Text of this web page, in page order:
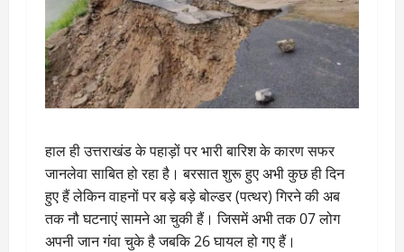
हाल ही उत्तराखंड के पहाड़ों पर भारी बारिश के कारण सफर
जानलेवा साबित हो रहा है। बरसात शुरू हुए अभी कुछ ही दिन
हुए हैं लेकिन वाहनों पर बड़े बड़े बोल्डर (पत्थर) गिरने की अब
तक नौ घटनाएं सामने आ चुकी हैं। जिसमें अभी तक 07 लोग
अपनी जान गंवा चुके है जबकि 26 घायल हो गए हैं।